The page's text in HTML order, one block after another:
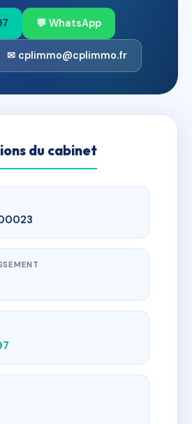
💬 WhatsApp
✉ cplimmo@cplimmo.fr
du cabinet